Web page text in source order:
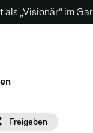
als „Visionär“ im
Freigeben